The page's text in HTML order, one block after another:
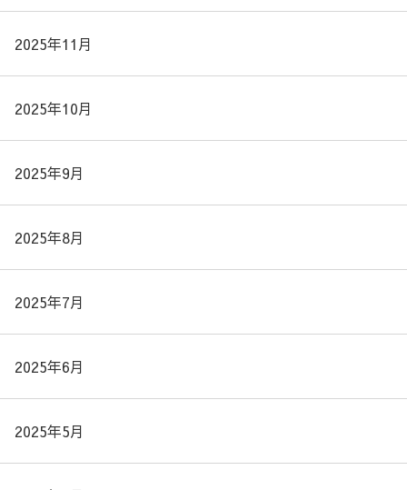
2025年11月
2025年10月
2025年9月
2025年8月
2025年7月
2025年6月
2025年5月